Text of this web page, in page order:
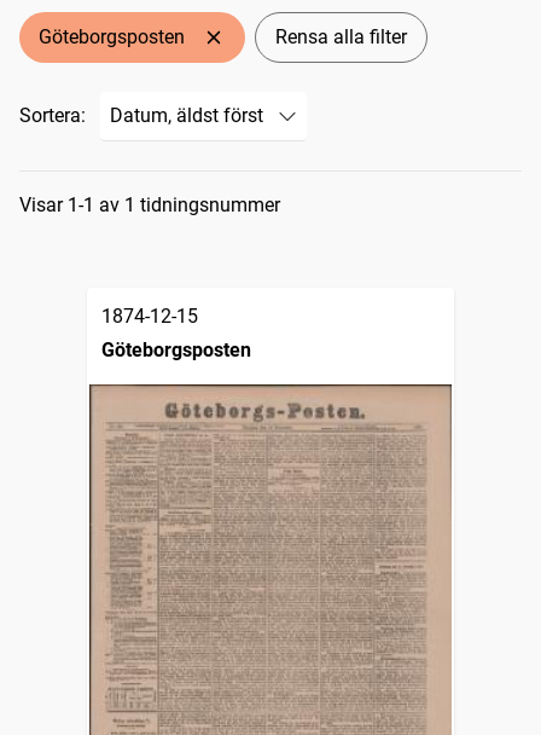
Göteborgsposten Rensa alla filter
Sortera:
Sökresultat
Visar 1-1 av 1 tidningsnummer
1874-12-15
Göteborgsposten